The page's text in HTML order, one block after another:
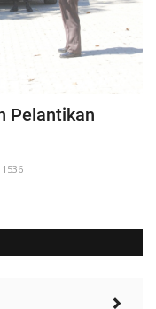
Pelantikan
1536